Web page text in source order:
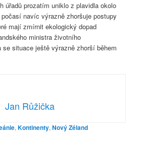
úřadů prozatím uniklo z plavidla okolo
navíc výrazně zhoršuje postupy
mají zmírnit ekologický dopad
ministra životního
situace ještě výrazně zhorší během
Jan Růžička
,Kontinenty,Nový Zéland